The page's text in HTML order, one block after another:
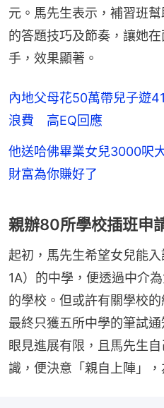
元。馬先生表示，補習班
的答題技巧及節奏，讓她
手，效果顯著。
內地父母花50萬帶兒子遊
浪費 高EQ回應
他送哈佛畢業女兒3000呎
財富為你賺好了
親辦80所學校插班
起初，馬先生希望女兒能
1A）的中學，便透過中介
的學校。但或許有關學校
最終只獲五所中學的筆試
眼見進展有限，且馬先生
識，便決意「親自上陣」